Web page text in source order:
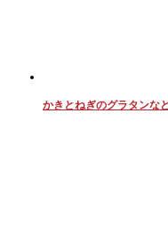
かきとねぎのグラタンな